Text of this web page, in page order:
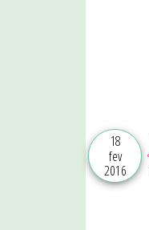
18
fev
2016